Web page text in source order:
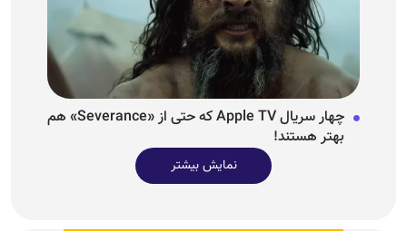
چهار سریال Apple TV که حتی از «Severance» هم
بهتر هستند!
نمایش بیشتر
گوناگون